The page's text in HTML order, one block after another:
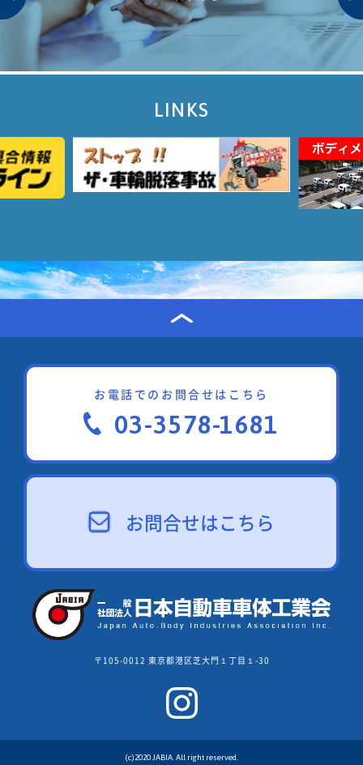
LINKS
お電話でのお問合せはこちら
03-3578-1681
お問合せはこちら
〒105-0012 東京都港区芝大門１丁目１-30
(c)2020 JABIA. All right reserved.